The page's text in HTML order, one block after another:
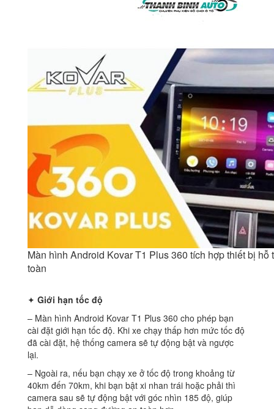
Màn hình Android Kovar T1 Plus 360 tích hợp thiết bị hỗ
toàn
✦ Giới hạn tốc độ
– Màn hình Android Kovar T1 Plus 360 cho phép bạn
cài đặt giới hạn tốc độ. Khi xe chạy thấp hơn mức tốc độ
đã cài đặt, hệ thống camera sẽ tự động bật và ngược
lại.
– Ngoài ra, nếu bạn chạy xe ở tốc độ trong khoảng từ
40km đến 70km, khi bạn bật xi nhan trái hoặc phải thì
camera sau sẽ tự động bật với góc nhìn 185 độ, giúp